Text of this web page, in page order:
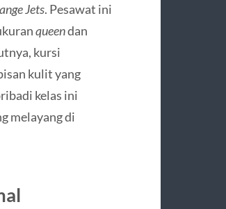
Jets. Pesawat ini
queendan
kursi
kulit yang
kelas ini
melayang di